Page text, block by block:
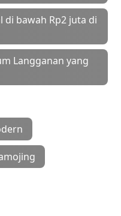
di bawah Rp2 juta di
Langganan yang